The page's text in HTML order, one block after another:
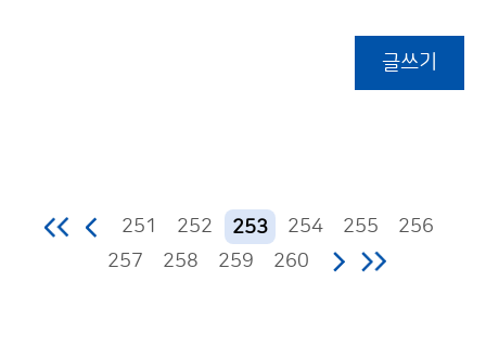
글쓰기
251 252 253 254 255
256
257
258 259 260